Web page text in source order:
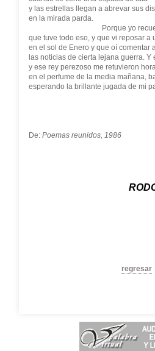
y las estrellas llegan a abrevar sus
en la mirada parda.
Porque yo
que tuve todo eso, y que vi reposar a
en el sol de Enero y que oí comentar
las noticias de cierta lejana guerra.
y ese rey perezoso me retuvieron
en el perfume de la media mañana,
esperando la brillante jugada de mi
De: Poemas reunidos, 1986
regresar